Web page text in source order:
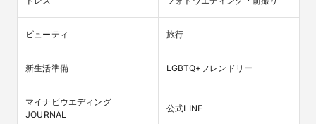
ビューティ 旅行
新生活準備 LGBTQ+フレンドリー
マイナビウエディング
JOURNAL
公式LINE